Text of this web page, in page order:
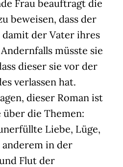
Frau beauftragt die
beweisen, dass der
der Vater ihres
müsste sie
dieser sie vor der
verlassen hat.
dieser Roman ist
die Themen:
Liebe, Lüge,
in der
Flut der